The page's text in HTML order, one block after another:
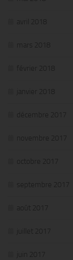
avril 2018
mars 2018
février 2018
janvier 2018
décembre 2017
novembre 2017
octobre 2017
septembre 2017
août 2017
juillet 2017
juin 2017